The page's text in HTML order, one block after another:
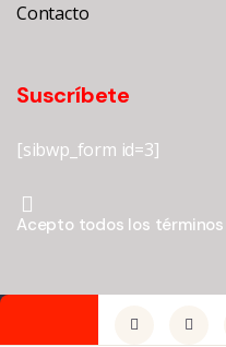
Contacto
Suscríbete
[sibwp_form id=3]
Acepto todos los